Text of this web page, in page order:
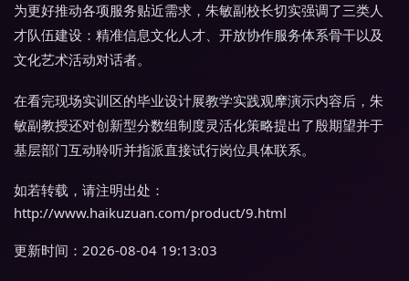
为更好推动各项服务贴近需求，朱敏副校长切实强调了三类人
才队伍建设：精准信息文化人才、开放协作服务体系骨干以及
文化艺术活动对话者。
在看完现场实训区的毕业设计展教学实践观摩演示内容后，朱
敏副教授还对创新型分数组制度灵活化策略提出了殷期望并于
基层部门互动聆听并指派直接试行岗位具体联系。
如若转载，请注明出处：
http://www.haikuzuan.com/product/9.html
更新时间：2026-08-04 19:13:03